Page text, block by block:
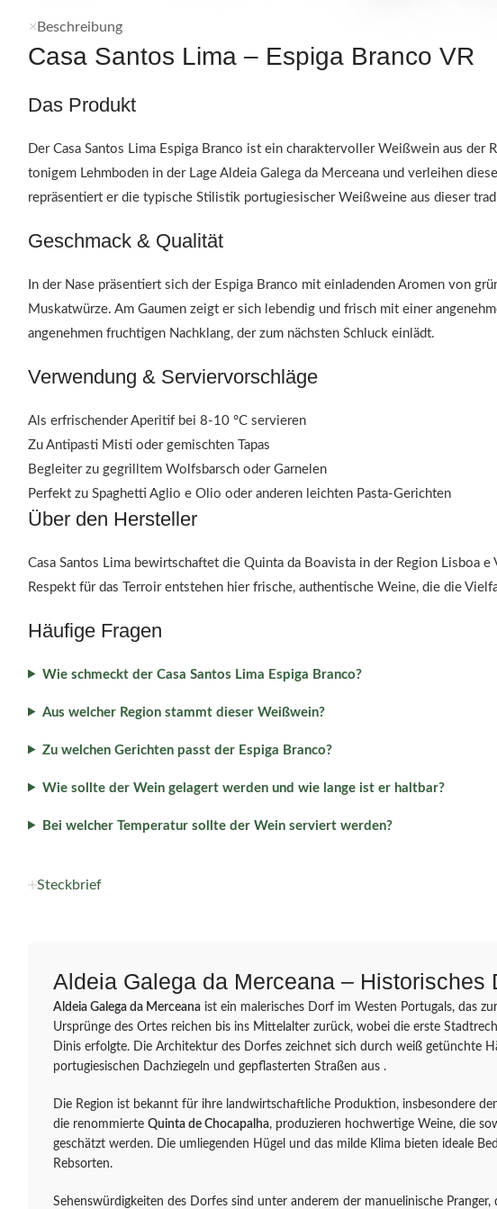
Beschreibung
Casa Santos Lima – Espiga Branco VR
Das Produkt
Der Casa Santos Lima Espiga Branco ist ein charaktervoller Weißwein aus
tonigem Lehmboden in der Lage Aldeia Galega da Merceana und verleihen
repräsentiert er die typische Stilistik portugiesischer Weißweine aus dieser
Geschmack & Qualität
In der Nase präsentiert sich der Espiga Branco mit einladenden Aromen von
Muskatwürze. Am Gaumen zeigt er sich lebendig und frisch mit einer
angenehmen fruchtigen Nachklang, der zum nächsten Schluck einlädt.
Verwendung & Serviervorschläge
Als erfrischender Aperitif bei 8-10 °C servieren
Zu Antipasti Misti oder gemischten Tapas
Begleiter zu gegrilltem Wolfsbarsch oder Garnelen
Perfekt zu Spaghetti Aglio e Olio oder anderen leichten Pasta-Gerichten
Über den Hersteller
Casa Santos Lima bewirtschaftet die Quinta da Boavista in der Region Lisboa
Respekt für das Terroir entstehen hier frische, authentische Weine, die die
Häufige Fragen
Wie schmeckt der Casa Santos Lima Espiga Branco?
Aus welcher Region stammt dieser Weißwein?
Zu welchen Gerichten passt der Espiga Branco?
Wie sollte der Wein gelagert werden und wie lange ist er haltbar?
Bei welcher Temperatur sollte der Wein serviert werden?
Steckbrief
Aldeia Galega da Merceana –
Aldeia Galega da Merceana ist ein malerisches Dorf im Westen Portugals, das
Ursprünge des Ortes reichen bis ins Mittelalter zurück, wobei die erste
Dinis erfolgte. Die Architektur des Dorfes zeichnet sich durch weiß getünchte
portugiesischen Dachziegeln und gepflasterten Straßen aus .
Die Region ist bekannt für ihre landwirtschaftliche Produktion, insbesondere
die renommierte Quinta de Chocapalha, produzieren hochwertige Weine, die
geschätzt werden. Die umliegenden Hügel und das milde Klima bieten ideale
Rebsorten.
Sehenswürdigkeiten des Dorfes sind unter anderem der manuelinische Pranger,